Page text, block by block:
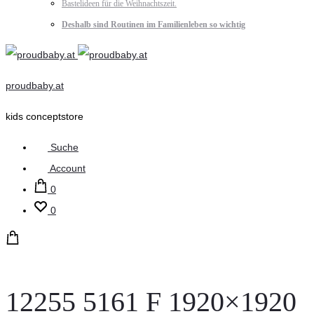
Bastelideen für die Weihnachtszeit.
Deshalb sind Routinen im Familienleben so wichtig
proudbaby.at
kids conceptstore
Suche
Account
0
0
12255 5161 F 1920×1920